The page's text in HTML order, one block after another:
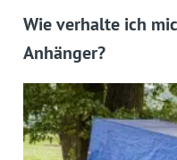
Wie verhalte ich
Anhänger?